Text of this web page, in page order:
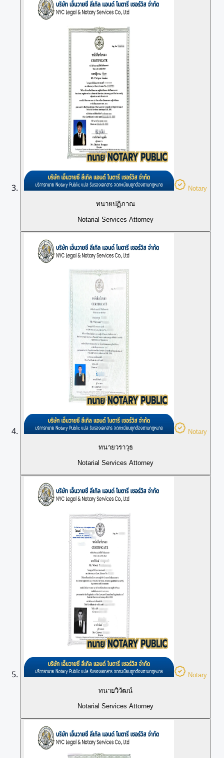
Notary
ทนายปฏิภาณ
Notarial Services Attorney
Notary
ทนายวราวุธ
Notarial Services Attorney
Notary
ทนายวิวัฒน์
Notarial Services Attorney